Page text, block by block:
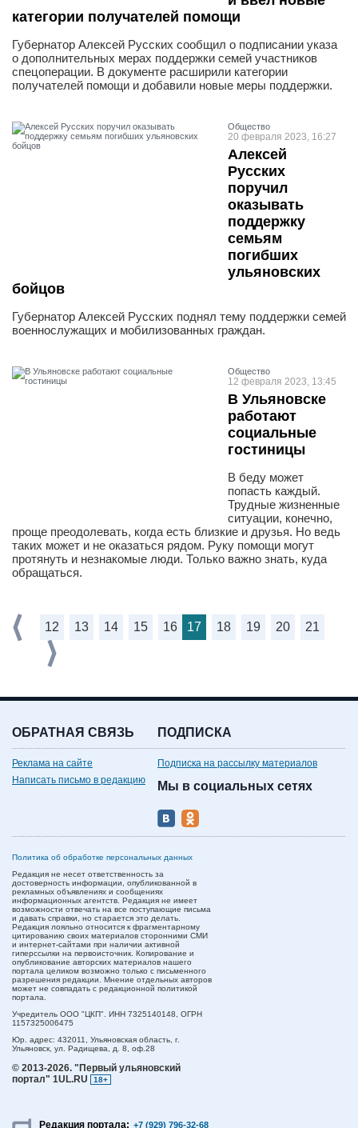
категории получателей помощи
Губернатор Алексей Русских сообщил о подписании указа
о дополнительных мерах поддержки семей участников
спецоперации. В документе расширили категории
получателей помощи и добавили новые меры поддержки.
Общество
20 февраля 2023, 16:27
Алексей
Русских
поручил
оказывать
поддержку
семьям
погибших
ульяновских
бойцов
Губернатор Алексей Русских поднял тему поддержки семей
военнослужащих и мобилизованных граждан.
Общество
12 февраля 2023, 13:45
В Ульяновске
работают
социальные
гостиницы
В беду может
попасть каждый.
Трудные жизненные
ситуации, конечно,
проще преодолевать, когда есть близкие и друзья. Но ведь
таких может и не оказаться рядом. Руку помощи могут
протянуть и незнакомые люди. Только важно знать, куда
обращаться.
12 13 14 15 16 17 18 19 20 21
ОБРАТНАЯ СВЯЗЬ
Реклама на сайте
Написать письмо в редакцию
ПОДПИСКА
Подписка на рассылку материалов
Мы в социальных сетях
Политика об обработке персональных данных
Редакция не несет ответственность за
достоверность информации, опубликованной в
рекламных объявлениях и сообщениях
информационных агентств. Редакция не имеет
возможности отвечать на все поступающие письма
и давать справки, но старается это делать.
Редакция лояльно относится к фрагментарному
цитированию своих материалов сторонними СМИ
и интернет-сайтами при наличии активной
гиперссылки на первоисточник. Копирование и
опубликование авторских материалов нашего
портала целиком возможно только с письменного
разрешения редакции. Мнение отдельных авторов
может не совпадать с редакционной политикой
портала.
Учредитель ООО "ЦКП". ИНН 7325140148, ОГРН
1157325006475
Юр. адрес: 432011, Ульяновская область, г.
Ульяновск, ул. Радищева, д. 8, оф.28
© 2013-2026. "Первый ульяновский
портал" 1UL.RU
18+
Редакция портала: +7 (929) 796-32-68